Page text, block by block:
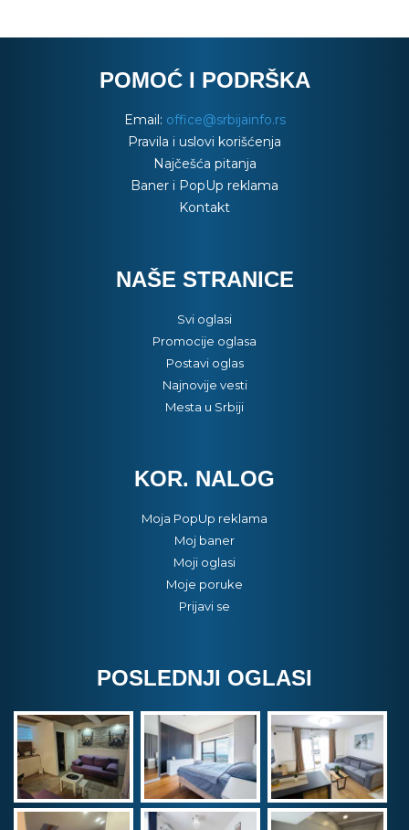
POMOĆ I PODRŠKA
Email: office@srbijainfo.rs
Pravila i uslovi korišćenja
Najčešća pitanja
Baner i PopUp reklama
Kontakt
NAŠE STRANICE
Svi oglasi
Promocije oglasa
Postavi oglas
Najnovije vesti
Mesta u Srbiji
KOR. NALOG
Moja PopUp reklama
Moj baner
Moji oglasi
Moje poruke
Prijavi se
POSLEDNJI OGLASI